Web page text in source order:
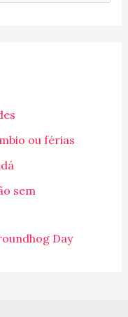
ou férias
sem
Day